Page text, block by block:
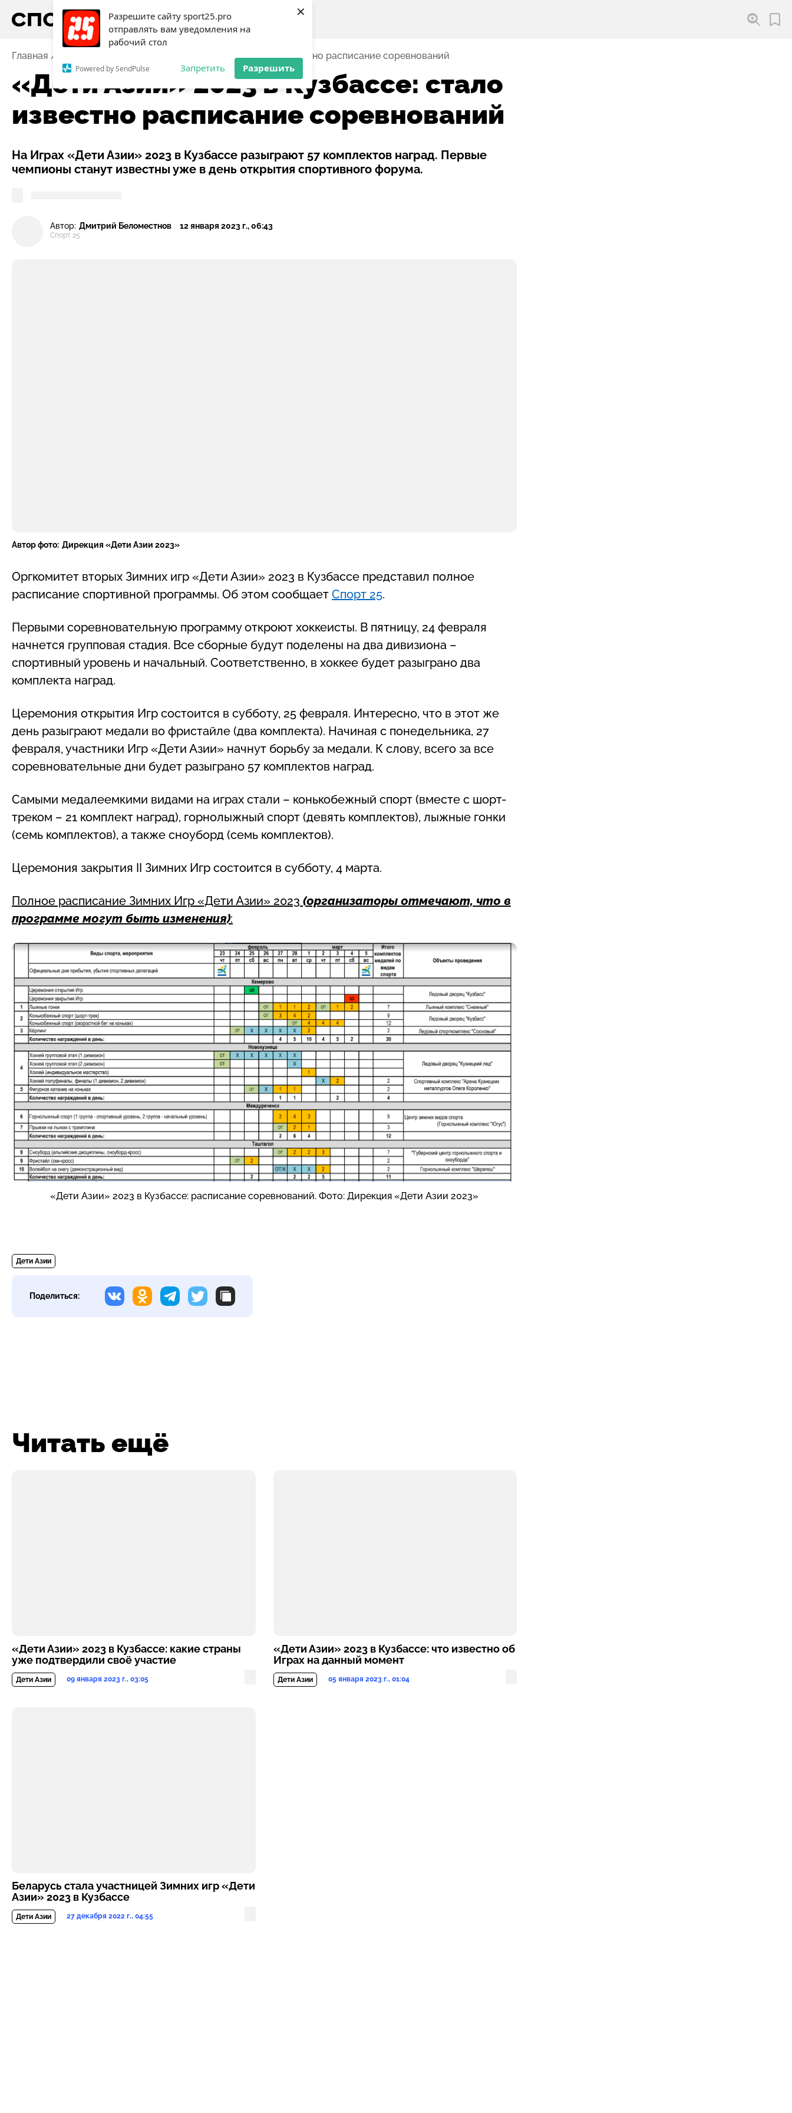
Разрешите сайту sport25.pro
отправлять вам уведомления на
рабочий стол
Powered by SendPulse Запретить Разрешить
×
Главная «Дети Азии» 2023 в Кузбассе: стало известно расписание соревнований
«Дети Азии» 2023 в Кузбассе: стало
известно расписание соревнований
На Играх «Дети Азии» 2023 в Кузбассе разыграют 57 комплектов наград. Первые
чемпионы станут известны уже в день открытия спортивного форума.
Автор: Дмитрий Беломестнов
Спорт 25
12 января 2023 г., 06:43
Автор фото: Дирекция «Дети Азии 2023»
Оргкомитет вторых Зимних игр «Дети Азии» 2023 в Кузбассе представил полное
расписание спортивной программы. Об этом сообщает Спорт 25.
Первыми соревновательную программу откроют хоккеисты. В пятницу, 24 февраля
начнется групповая стадия. Все сборные будут поделены на два дивизиона –
спортивный уровень и начальный. Соответственно, в хоккее будет разыграно два
комплекта наград.
Церемония открытия Игр состоится в субботу, 25 февраля. Интересно, что в этот же
день разыграют медали во фристайле (два комплекта). Начиная с понедельника, 27
февраля, участники Игр «Дети Азии» начнут борьбу за медали. К слову, всего за все
соревновательные дни будет разыграно 57 комплектов наград.
Самыми медалеемкими видами на играх стали – конькобежный спорт (вместе с шорт-
треком – 21 комплект наград), горнолыжный спорт (девять комплектов), лыжные гонки
(семь комплектов), а также сноуборд (семь комплектов).
Церемония закрытия II Зимних Игр состоится в субботу, 4 марта.
Полное расписание Зимних Игр «Дети Азии» 2023 (организаторы отмечают, что в
программе могут быть изменения):
«Дети Азии» 2023 в Кузбассе: расписание соревнований. Фото: Дирекция «Дети Азии 2023»
Дети Азии
Поделиться:
Читать ещё
«Дети Азии» 2023 в Кузбассе: какие страны
уже подтвердили своё участие
Дети Азии 09 января 2023 г., 03:05
«Дети Азии» 2023 в Кузбассе: что известно об
Играх на данный момент
Дети Азии 05 января 2023 г., 01:04
Беларусь стала участницей Зимних игр «Дети
Азии» 2023 в Кузбассе
Дети Азии 27 декабря 2022 г., 04:55